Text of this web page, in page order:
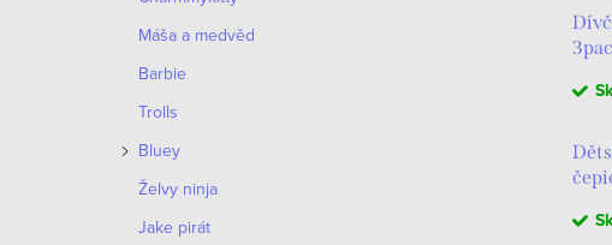
Máša a medvěd
Barbie
Trolls
Bluey
Želvy ninja
Jake pirát